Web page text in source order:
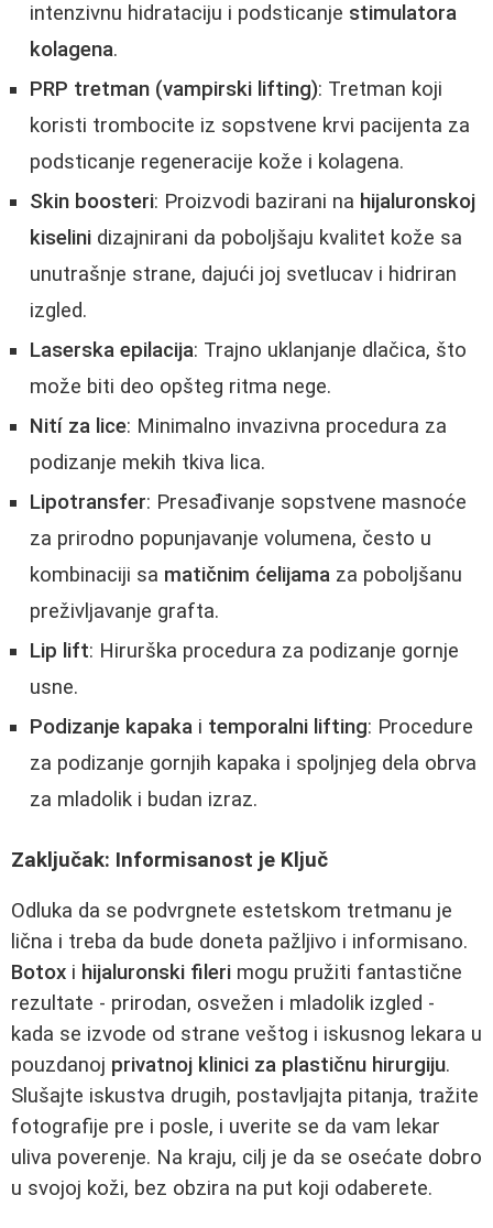
intenzivnu hidrataciju i podsticanje stimulatora
kolagena.
PRP tretman (vampirski lifting): Tretman koji
koristi trombocite iz sopstvene krvi pacijenta za
podsticanje regeneracije kože i kolagena.
Skin boosteri: Proizvodi bazirani na hijaluronskoj
kiselini dizajnirani da poboljšaju kvalitet kože sa
unutrašnje strane, dajući joj svetlucav i hidriran
izgled.
Laserska epilacija: Trajno uklanjanje dlačica, što
može biti deo opšteg ritma nege.
Nití za lice: Minimalno invazivna procedura za
podizanje mekih tkiva lica.
Lipotransfer: Presađivanje sopstvene masnoće
za prirodno popunjavanje volumena, često u
kombinaciji sa matičnim ćelijama za poboljšanu
preživljavanje grafta.
Lip lift: Hirurška procedura za podizanje gornje
usne.
Podizanje kapaka i temporalni lifting: Procedure
za podizanje gornjih kapaka i spoljnjeg dela obrva
za mladolik i budan izraz.
Zaključak: Informisanost je Ključ
Odluka da se podvrgnete estetskom tretmanu je
lična i treba da bude doneta pažljivo i informisano.
Botox i hijaluronski fileri mogu pružiti fantastične
rezultate - prirodan, osvežen i mladolik izgled -
kada se izvode od strane veštog i iskusnog lekara u
pouzdanoj privatnoj klinici za plastičnu hirurgiju.
Slušajte iskustva drugih, postavljajta pitanja, tražite
fotografije pre i posle, i uverite se da vam lekar
uliva poverenje. Na kraju, cilj je da se osećate dobro
u svojoj koži, bez obzira na put koji odaberete.